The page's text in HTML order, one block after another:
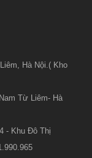
Hà Nội.( Kho
Từ Liêm- Hà
- Khu Đô Thị